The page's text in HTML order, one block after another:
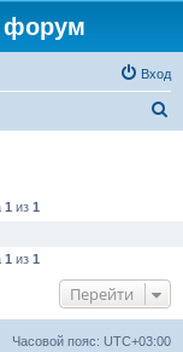
форум
Вход
1 из 1
1 из 1
Перейти
Часовой пояс: UTC+03:00